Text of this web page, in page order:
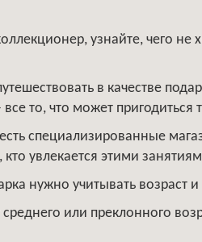
узнайте, чего не
в качестве
то, что может пригодиться
специализированные
увлекается этими
нужно учитывать возраст и
или преклонного